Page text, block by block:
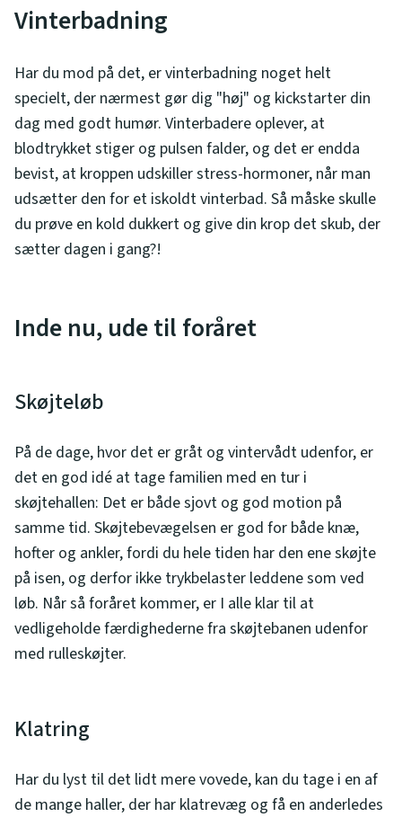
Vinterbadning
Har du mod på det, er vinterbadning noget helt
specielt, der nærmest gør dig "høj" og kickstarter din
dag med godt humør. Vinterbadere oplever, at
blodtrykket stiger og pulsen falder, og det er endda
bevist, at kroppen udskiller stress-hormoner, når man
udsætter den for et iskoldt vinterbad. Så måske skulle
du prøve en kold dukkert og give din krop det skub, der
sætter dagen i gang?!
Inde nu, ude til foråret
Skøjteløb
På de dage, hvor det er gråt og vintervådt udenfor, er
det en god idé at tage familien med en tur i
skøjtehallen: Det er både sjovt og god motion på
samme tid. Skøjtebevægelsen er god for både knæ,
hofter og ankler, fordi du hele tiden har den ene skøjte
på isen, og derfor ikke trykbelaster leddene som ved
løb. Når så foråret kommer, er I alle klar til at
vedligeholde færdighederne fra skøjtebanen udenfor
med rulleskøjter.
Klatring
Har du lyst til det lidt mere vovede, kan du tage i en af
de mange haller, der har klatrevæg og få en anderledes